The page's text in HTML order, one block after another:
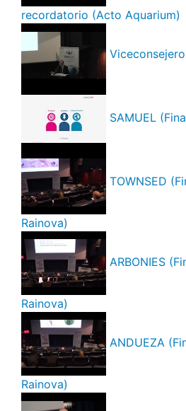
recordatorio (Acto Aquarium)
SAMUEL
TOWNSED
Rainova)
ARBONIES
Rainova)
ANDUEZA
Rainova)